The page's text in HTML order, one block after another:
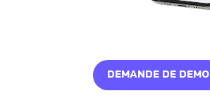
DEMANDE DE DEMO